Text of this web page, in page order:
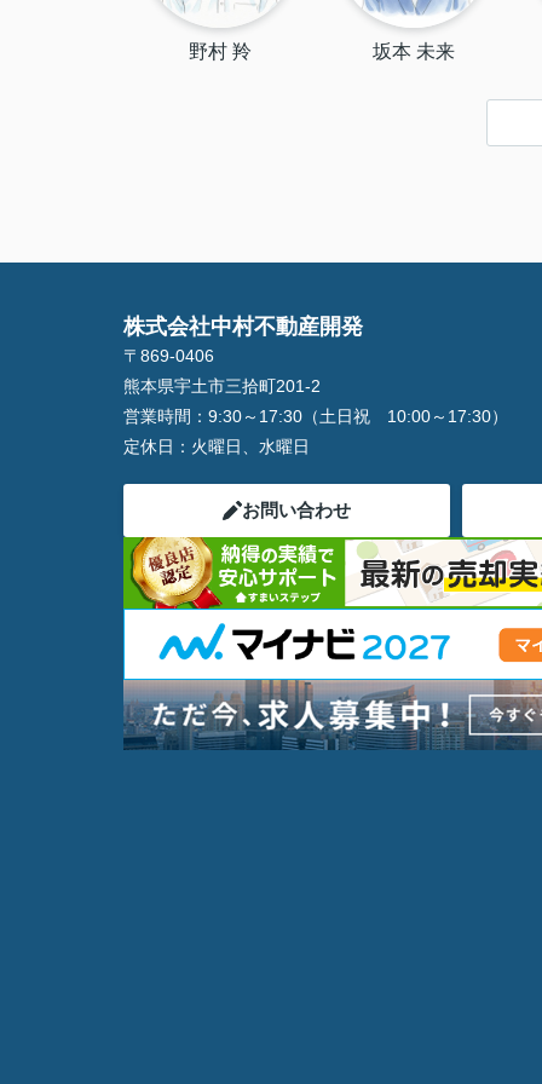
野村 羚 坂本 未来
株式会社中村不動産開発
〒869-0406
熊本県宇土市三拾町201-2
営業時間： 9:30～17:30（土日祝 10:00～17:30）
定休日： 火曜日、水曜日
お問い合わせ